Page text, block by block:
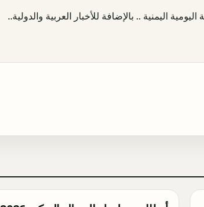
اليمنية .. بالإضافة للأخبار العربية والدولية..